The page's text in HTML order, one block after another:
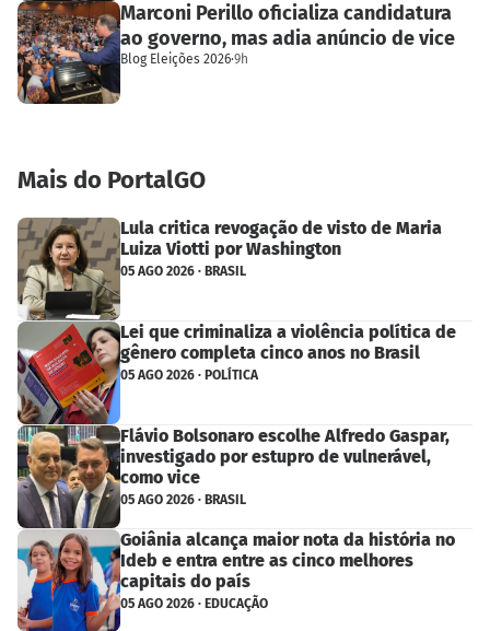
Marconi Perillo oficializa candidatura
ao governo, mas adia anúncio de vice
Blog Eleições 2026·9h
Mais do PortalGO
Lula critica revogação de visto de Maria
Luiza Viotti por Washington
05 AGO 2026 · BRASIL
Lei que criminaliza a violência política de
gênero completa cinco anos no Brasil
05 AGO 2026 · POLÍTICA
Flávio Bolsonaro escolhe Alfredo Gaspar,
investigado por estupro de vulnerável,
como vice
05 AGO 2026 · BRASIL
Goiânia alcança maior nota da história no
Ideb e entra entre as cinco melhores
capitais do país
05 AGO 2026 · EDUCAÇÃO